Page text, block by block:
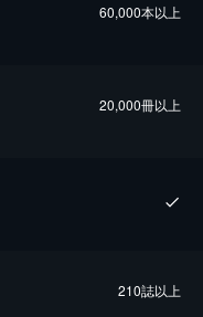
60,000本以上
20,000冊以上
210誌以上